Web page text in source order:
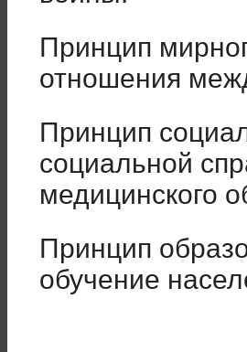
Принцип
отношения
Принцип
социальной
медицинского
Принцип
обучение